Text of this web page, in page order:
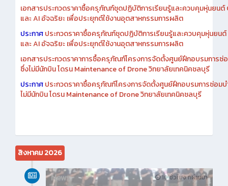
และ AI อัจฉริยะ เพื่อประยุกต์ใช้งานอุตสาหกรรมการผลิต
ประกาศประกวดราคาซื้อครุภัณฑ์ชุดปฏิบัติการเรียนรู้และควบคุมหุ่นยน
และ AI อัจฉริยะ เพื่อประยุกต์ใช้งานอุตสาหกรรมการผลิต
เอกสารประกวดราคาการซื้อครุภัณฑ์โครงการจัดตั้งศูนย์ฝึกอบรมการซ่
ซึ่งไม่มีนักบิน โดรน Maintenance of Drone วิทยาลัยเทคนิคชลบุรี
ประกาศประกวดราคาซื้อครุภัณฑ์โครงการจัดตั้งศูนย์ฝึกอบรมการซ่อมบ
ไม่มีนักบิน โดรน Maintenance of Drone วิทยาลัยเทคนิคชลบุรี
สิงหาคม 2026
News